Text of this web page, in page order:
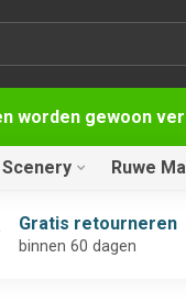
worden gewoon
Scenery Ruwe
Gratis retourneren
binnen 60 dagen